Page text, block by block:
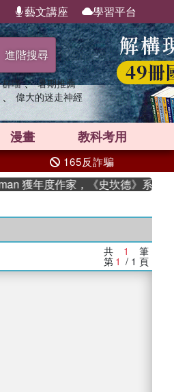
藝文講座 學習平台
進階搜尋
喵 、 暑期推薦
、 偉大的迷走神經
漫畫 教科考用
165反詐騙
獲年度作家，《史坎德》系列帶
共 1 筆
第 1 / 1 頁